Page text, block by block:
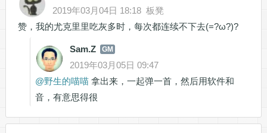
2019年03月04日 18:18 板凳
赞，我的尤克里里吃灰多时，每次都连续不下去(=?ω?)?
Sam.Z GM
2019年03月05日 09:47
@野生的喵喵拿出来，一起弹一首，然后用软件和
音，有意思得很